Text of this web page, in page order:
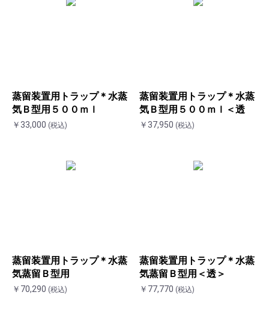
蒸留装置用トラップ＊水蒸
気Ｂ型用５００ｍｌ
￥33,000 (税込)
蒸留装置用トラップ＊水蒸
気Ｂ型用５００ｍｌ＜透
￥37,950 (税込)
蒸留装置用トラップ＊水蒸
気蒸留Ｂ型用
￥70,290 (税込)
蒸留装置用トラップ＊水蒸
気蒸留Ｂ型用＜透＞
￥77,770 (税込)
お買い物を続ける カートへ進む